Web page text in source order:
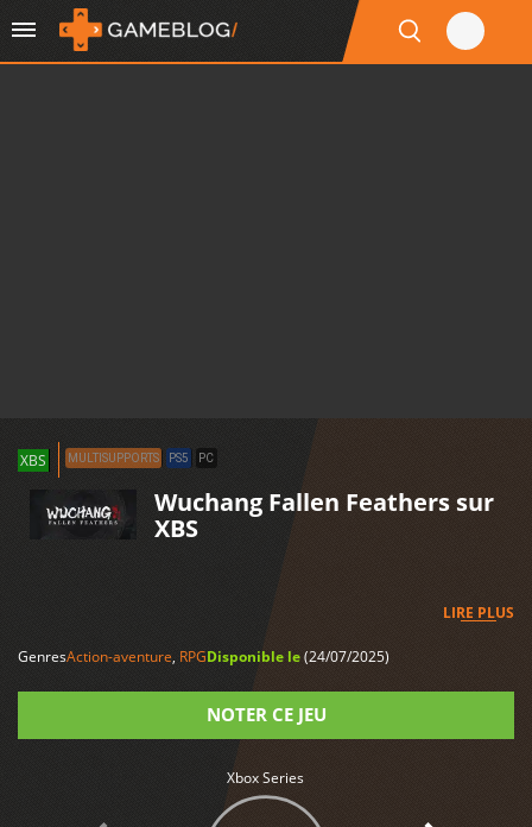
XBS MULTISUPPORTS PS5 PC
Wuchang Fallen Feathers sur
XBS
LIRE PLUS
GenresAction-aventure, RPGDisponible le(24/07/2025)
NOTER CE JEU
Xbox Series